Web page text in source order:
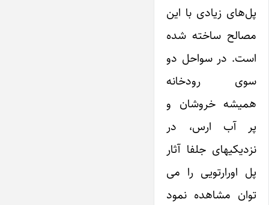
پل‌های زیادی با این
مصالح ساخته شده
است. در سواحل دو
سوی رودخانه
همیشه خروشان و
پر آب ارس، در
نزدیکیهای جلفا آثار
پل اورارتویی را می
توان مشاهده نمود